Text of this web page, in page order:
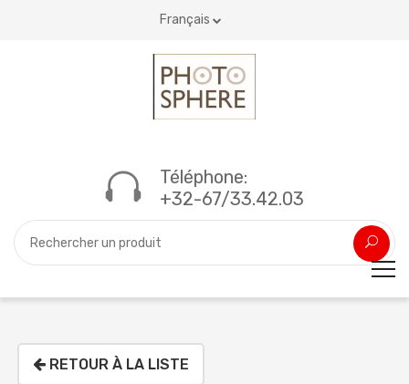
Français
Téléphone:
+32-67/33.42.03
RETOUR À LA LISTE